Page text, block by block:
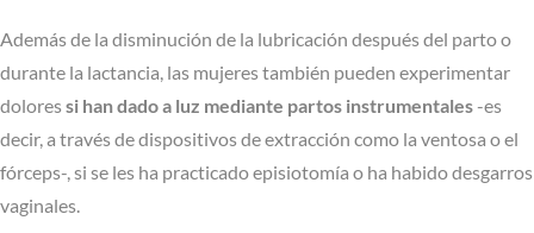
Además de la disminución de la lubricación después del parto o
durante la lactancia, las mujeres también pueden experimentar
doloressi han dado a luz mediante partos instrumentales-es
decir, a través de dispositivos de extracción como la ventosa o el
fórceps-, si se les ha practicado episiotomía o ha habido desgarros
vaginales.